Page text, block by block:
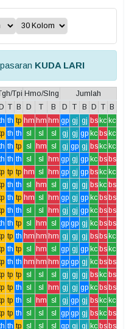
KUDA LARI
Tpi Hmo/Slng
Jumlah
T B D T B D T B D T B
th tp hm hm hm gp gj gj bskc kc
th th sl sl sl gj gj gp kc bskc
th tp sl hm sl gj gp gj bskc kc
th th sl sl hm gp gj gp kc bsbs
tp tp hm sl hm gp gj gp bskc kc
th th sl hm sl gj gj gj bskc bs
th tp hm sl hm gp gj gp kc bsbs
th th sl sl hm gj gj gp kc bsbs
th tp sl hm sl gp gp gj kc bsbs
tp th hm hm hm gj gj gj bsbskc
th tp sl hm sl gp gj gp kc bskc
th th hm hm hm gp gp gj kc bsbs
tp tp sl sl sl gj gj gj bskc bs
tp th sl sl hm gj gj gp kc bsbs
tp th sl hm sl gj gp gj bskc kc
tp th sl sl sl gp gp gj bskc bs
th tp sl sl sl gp gj gj kc bsbs